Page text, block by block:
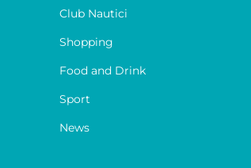
Club Nautici
Shopping
Food and Drink
Sport
News